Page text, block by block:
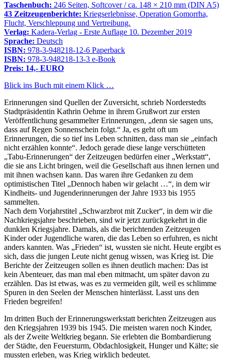
Taschenbuch: 246 Seiten, Softcover / ca. 148 × 210 mm (DIN A5)
43 Zeitzeugenberichte: Kriegserlebnisse, Operation Gomorrha,
Flucht, Verschleppung und Vertreibung.
Verlag: Kadera-Verlag - Erste Auflage 10. Dezember 2019
Sprache: Deutsch
ISBN: 978-3-948218-12-6 Paperback
ISBN: 978-3-948218-13-3 e-Book
Preis: 14,- EURO
Blick ins Buch mit einem Klick …
Erinnerungen sind Quellen der Zuversicht, schrieb Norderstedts
Stadtpräsidentin Kathrin Oehme in ihrem Grußwort zur ersten
Veröffentlichung gesammelter Erinnerungen,
denn sie sagen uns,
dass auf Regen Sonnenschein folgt.
Ja, es geht oft um
Erinnerungen, die so tief ins Leben schnitten, dass man sie
einfach
nicht erzählen konnte . Jedoch gerade diese lange verschütteten
Tabu-Erinnerungen
der Zeitzeugen bedürfen einer Werkstatt ,
die sie ans Licht bringen, weil die Gesellschaft aus ihnen lernen und
mit ihnen wachsen kann. Das waren ihre Gedanken zu dem
optimistischen Titel
Dennoch haben wir gelacht … , in dem wir
Kindheits- und Jugenderinnerungen der Jahre 1933 bis 1955
sammelten.
Nach dem Vorjahrstitel
Schwarzbrot mit Zucker , in dem wir die
Nachkriegsjahre beschrieben, sind wir jetzt zurückgekehrt in die
dunklen Kriegsjahre. Damals, als die berichtenden Zeitzeugen
Kinder oder Jugendliche waren, die das Leben so erfuhren, es nicht
anders kannten. Was
Frieden
ist, wussten sie nicht. Heute ergibt es
sich, dass die jungen Leute nicht genug wissen, was Krieg ist. Die
Berichte der Zeitzeugen sollen es ihnen deutlich machen: Das ist
kein Abenteuer, das man mal eben mitmacht, um später davon zu
erzählen. Das ist etwas, was es zu vermeiden gilt, weil es schlimme
Spuren in den Seelen der Menschen hinterlässt. Lasst uns den
Frieden begreifen!
Im dritten Buch der Erinnerungswerkstatt berichten Zeitzeugen aus
den Kriegsjahren 1939 bis 1945. Die meisten waren noch Kinder,
als der Zweite Weltkrieg begann. Sie erlebten die Bombardierung
der Städte, den Feuersturm, Obdachlosigkeit, Hunger und Kälte; sie
mussten erleben, was Krieg wirklich bedeutet.